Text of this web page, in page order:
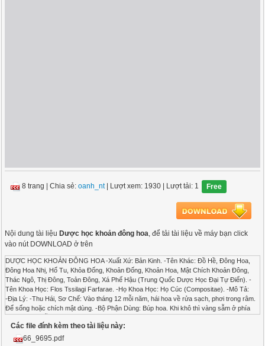
8 trang |Chia sẻ:oanh_nt| Lượt xem: 1930 | Lượt tải: 1 Free
Nội dung tài liệu Dược học khoản đông hoa, để tải tài liệu về máy bạn click
vào nút DOWNLOAD ở trên
DƯỢC HỌC KHOẢN ĐÔNG HOA -Xuất Xứ: Bản Kinh. -Tên Khác: Đồ Hề, Đông Hoa,
Đông Hoa Nhị, Hổ Tu, Khỏa Đống, Khoản Đống, Khoản Hoa, Mật Chích Khoản Đông,
Thác Ngô, Thị Đông, Toản Đông, Xá Phế Hậu (Trung Quốc Dược Học Đại Tự Điển). -
Tên Khoa Học: Flos Tssilagi Farfarae. -Họ Khoa Học: Họ Cúc (Compositae). -Mô Tả:
-Địa Lý: -Thu Hái, Sơ Chế: Vào tháng 12 mỗi năm, hái hoa về rửa sạch, phơi trong râm.
Để sống hoặc chích mật dùng. -Bộ Phận Dùng: Búp hoa. Khi khô thì vàng sẫm ở phía
rửa sạch, dùng nước Cam thảo ngâm 1 đêm, sao qua hoặc phơi khô để dùng (Trung
Quốc Dược Học Đại Tự Điển). + Nhặt bỏ tạp chất, phơi âm can cho khô, tẩm mật, sao
Các file đính kèm theo tài liệu này:
66_9695.pdf